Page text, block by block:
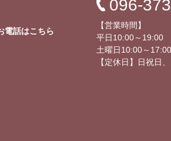
電話はこちら
096-
【営業時間】
平日10:00～19:00
土曜日10:00～17:00
【定休日】日祝日